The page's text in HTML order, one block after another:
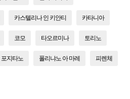
카스텔리나 인 키안티 카타니아
코모 타오르미나 토리노
포지타노 폴리냐노 아 마레 피렌체